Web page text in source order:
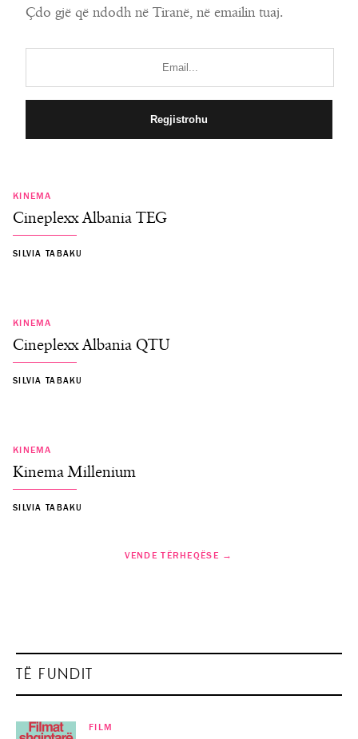
Çdo gjë që ndodh në Tiranë, në emailin tuaj.
KINEMA
Cineplexx Albania TEG
SILVIA TABAKU
KINEMA
Cineplexx Albania QTU
SILVIA TABAKU
KINEMA
Kinema Millenium
SILVIA TABAKU
VENDE TËRHEQËSE →
TË FUNDIT
FILM